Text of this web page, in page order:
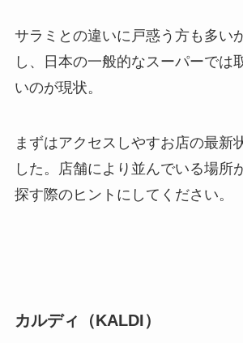
サラミとの違いに戸惑う方も多い
し、日本の一般的なスーパーでは
いのが現状。
まずはアクセスしやすお店の最新
した。店舗により並んでいる場所
探す際のヒントにしてください。
カルディ（KALDI）